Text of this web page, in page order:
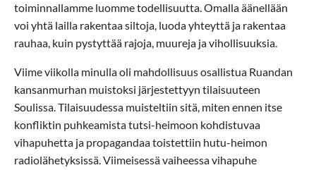
toiminnallamme luomme todellisuutta. Omalla äänellään
voi yhtä lailla rakentaa siltoja, luoda yhteyttä ja rakentaa
rauhaa, kuin pystyttää rajoja, muureja ja vihollisuuksia.
Viime viikolla minulla oli mahdollisuus osallistua Ruandan
kansanmurhan muistoksi järjestettyyn tilaisuuteen
Soulissa. Tilaisuudessa muisteltiin sitä, miten ennen itse
konfliktin puhkeamista tutsi-heimoon kohdistuvaa
vihapuhetta ja propagandaa toistettiin hutu-heimon
radiolähetyksissä. Viimeisessä vaiheessa vihapuhe